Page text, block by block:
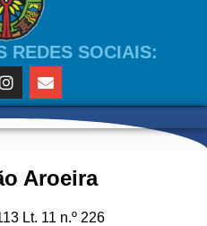
REDES SOCIAIS:
Aroeira
Lt. 11 n.º 226